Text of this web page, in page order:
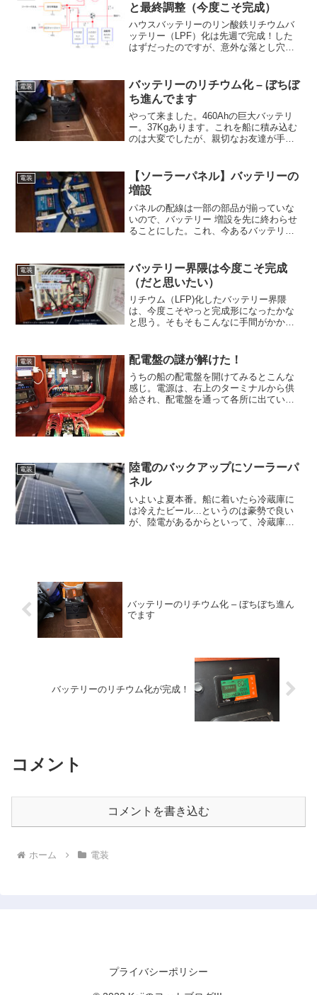
と最終調整（今度こそ完成）
ハウスバッテリーのリン酸鉄リチウムバ
ッテリー（LPF）化は先週で完成！した
はずだったのですが、意外な落とし穴
を繋いでACチャージャからの充電を開始
したところ、不思議な現...
電装
バッテリーのリチウム化 – ぼちぼ
ち進んでます
やって来ました。460Ahの巨大バッテリ
ー。37Kgあります。これを船に積み込む
のは大変でしたが、親切なお友達が手伝
とは一人でなんとかなるでしょう。据え
付ける前に配線の...
電装
【ソーラーパネル】バッテリーの
増設
パネルの配線は一部の部品が揃っていな
いので、バッテリー 増設を先に終わらせ
ることにした。これ、今あるバッテリー
ルーの板が見えるが、ここは元々は床板
を貼ってない船底だった...
電装
バッテリー界隈は今度こそ完成
（だと思いたい）
リチウム（LFP)化したバッテリー界隈
は、今度こそやっと完成形になったかな
と思う。そもそもこんなに手間がかかっ
持すると劣化が早まる事を知ったのと、
ACチャージャーが...
電装 配電盤の謎が解けた！
うちの船の配電盤を開けてみるとこんな
感じ。電源は、右上のターミナルから供
給され、配電盤を通って各所に出てい
電装
陸電のバックアップにソーラーパ
ネル
いよいよ夏本番。船に着いたら冷蔵庫に
は冷えたビール...というのは豪勢で良い
が、陸電があるからといって、冷蔵庫の
バッテリーのリチウム化 – ぼちぼち進ん
でます
バッテリーのリチウム化が完成！
コメント
コメントを書き込む
ホーム 電装
プライバシーポリシー